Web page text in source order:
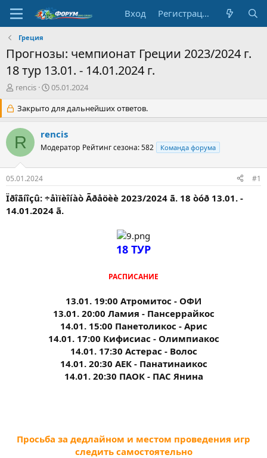
Вход Регистрация
Греция
Прогнозы: чемпионат Греции 2023/2024 г.
18 тур 13.01. - 14.01.2024 г.
А
т
о
р
т
е
м
rencis
Д
т
а
а
ч
а
05.01.2024
Закрыто для дальнейших ответов.
R rencis
Модератор Рейтинг сезона: 582 Команда форума
05.01.2024 #1
Ïðîãíîçû: ÷åìïèîíàò Ãðåöèè 2023/2024 ã. 18 òóð 13.01. -
14.01.2024 ã.
18 ТУР
РАСПИСАНИЕ
13.01. 19:00 Атромитос - ОФИ
13.01. 20:00 Ламия - Пансеррайкос
14.01. 15:00 Панетоликос - Арис
14.01. 17:00 Кифисиас - Олимпиакос
14.01. 17:30 Астерас - Волос
14.01. 20:30 АЕК - Панатинаикос
14.01. 20:30 ПАОК - ПАС Янина
Просьба за дедлайном и местом проведения игр
следить самостоятельно